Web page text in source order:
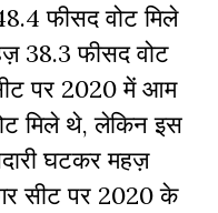
फीसद वोट मिले
38.3 फीसद वोट
पर 2020 में आम
मिले थे, लेकिन इस
घटकर महज़
सीट पर 2020 के